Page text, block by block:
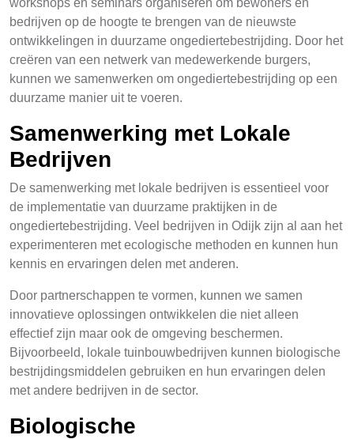
workshops en seminars organiseren om bewoners en
bedrijven op de hoogte te brengen van de nieuwste
ontwikkelingen in duurzame ongediertebestrijding. Door het
creëren van een netwerk van medewerkende burgers,
kunnen we samenwerken om ongediertebestrijding op een
duurzame manier uit te voeren.
Samenwerking met Lokale
Bedrijven
De samenwerking met lokale bedrijven is essentieel voor
de implementatie van duurzame praktijken in de
ongediertebestrijding. Veel bedrijven in Odijk zijn al aan het
experimenteren met ecologische methoden en kunnen hun
kennis en ervaringen delen met anderen.
Door partnerschappen te vormen, kunnen we samen
innovatieve oplossingen ontwikkelen die niet alleen
effectief zijn maar ook de omgeving beschermen.
Bijvoorbeeld, lokale tuinbouwbedrijven kunnen biologische
bestrijdingsmiddelen gebruiken en hun ervaringen delen
met andere bedrijven in de sector.
Biologische